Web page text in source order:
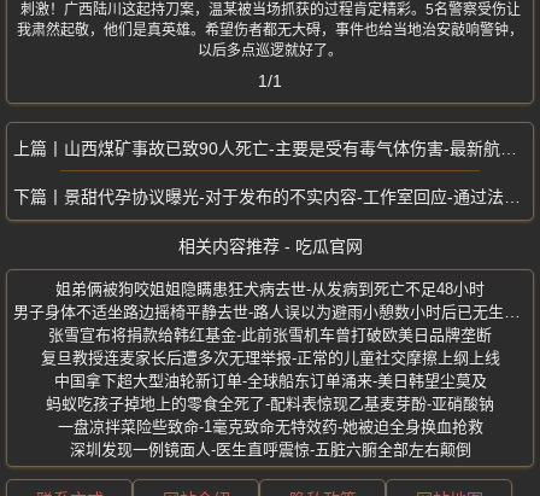
刺激！广西陆川这起持刀案，温某被当场抓获的过程肯定精彩。5名警察受伤让
我肃然起敬，他们是真英雄。希望伤者都无大碍，事件也给当地治安敲响警钟，
以后多点巡逻就好了。
1/1
山西煤矿事故已致90人死亡-主要是受有毒气体伤害-最新航拍画面曝光
景甜代孕协议曝光-对于发布的不实内容-工作室回应-通过法律追究到底
相关内容推荐 - 吃瓜官网
姐弟俩被狗咬姐姐隐瞒患狂犬病去世-从发病到死亡不足48小时
张雪宣布将捐款给韩红基金-此前张雪机车曾打破欧美日品牌垄断
复旦教授连麦家长后遭多次无理举报-正常的儿童社交摩擦上纲上线
中国拿下超大型油轮新订单-全球船东订单涌来-美日韩望尘莫及
蚂蚁吃孩子掉地上的零食全死了-配料表惊现乙基麦芽酚-亚硝酸钠
一盘凉拌菜险些致命-1毫克致命无特效药-她被迫全身换血抢救
深圳发现一例镜面人-医生直呼震惊-五脏六腑全部左右颠倒